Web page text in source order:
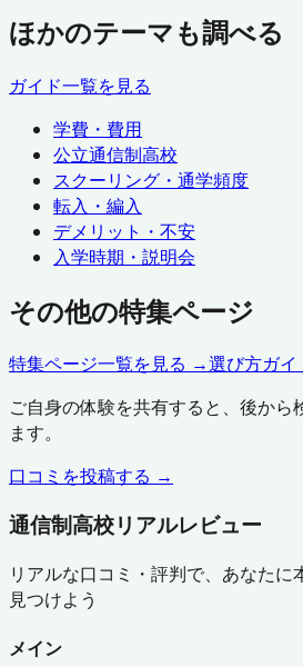
ほかのテーマも調べる
ガイド一覧を見る
学費・費用
公立通信制高校
スクーリング・通学頻度
転入・編入
デメリット・不安
入学時期・説明会
その他の特集ページ
特集ページ一覧を見る →選び方ガ
ご自身の体験を共有すると、後から
ます。
口コミを投稿する →
通信制高校リアルレビュー
リアルな口コミ・評判で、あなたに
見つけよう
メイン